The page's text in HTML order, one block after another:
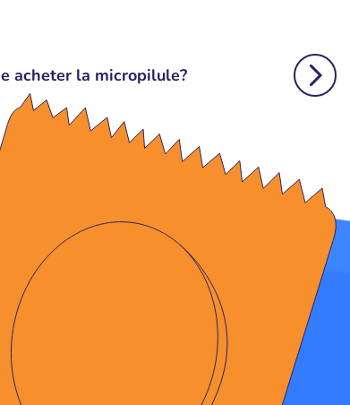
acheter la micropilule?